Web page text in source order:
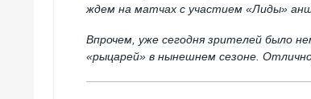
ждем на матчах с участием «Лиды»
Впрочем, уже сегодня зрителей было
«рыцарей» в нынешнем сезоне.